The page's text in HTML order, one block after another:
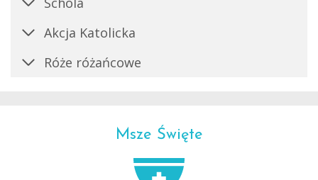
Akcja Katolicka
Róże różańcowe
Msze Święte